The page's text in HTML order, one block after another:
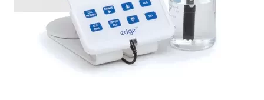
Prelucrarea datelor cu caracter personal